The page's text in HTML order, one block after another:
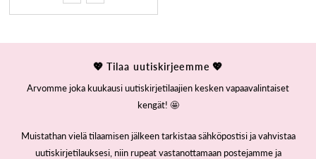
💖 Tilaa uutiskirjeemme 💖
Arvomme joka kuukausi uutiskirjetilaajien kesken vapaavalintaiset
kengät! 🤩
Muistathan vielä tilaamisen jälkeen tarkistaa sähköpostisi ja vahvistaa
uutiskirjetilauksesi, niin rupeat vastanottamaan postejamme ja